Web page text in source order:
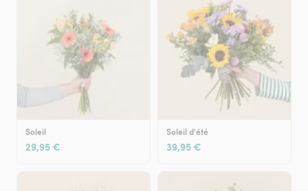
Soleil
29,95 €
Soleil d'été
39,95 €